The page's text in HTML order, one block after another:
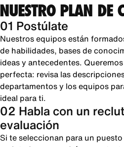
NUESTRO PLAN DE
01 Postúlate
Nuestros equipos están
de habilidades, bases de
ideas y antecedentes.
perfecta: revisa las
departamentos y los equipos
ideal para ti.
02 Habla con un
evaluación
Si te seleccionan para un